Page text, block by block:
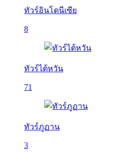
ทัวร์อินโดนีเซีย
8
ทัวร์ไต้หวัน
71
ทัวร์ภูฏาน
3